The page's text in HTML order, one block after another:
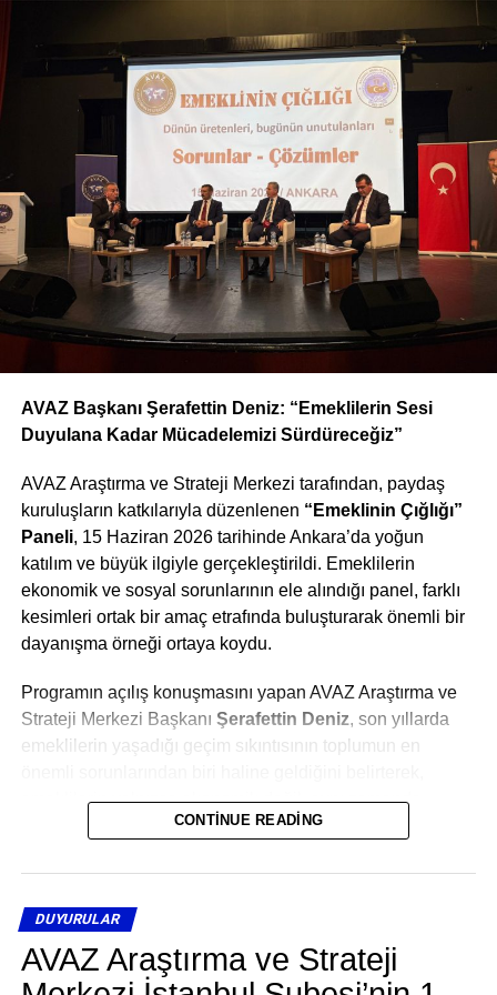
AVAZ Başkanı Şerafettin Deniz: “Emeklilerin Sesi
Duyulana Kadar Mücadelemizi Sürdüreceğiz”
AVAZ Araştırma ve Strateji Merkezi tarafından, paydaş
kuruluşların katkılarıyla düzenlenen “Emeklinin Çığlığı”
Paneli, 15 Haziran 2026 tarihinde Ankara’da yoğun
katılım ve büyük ilgiyle gerçekleştirildi. Emeklilerin
ekonomik ve sosyal sorunlarının ele alındığı panel, farklı
kesimleri ortak bir amaç etrafında buluşturarak önemli bir
dayanışma örneği ortaya koydu.
Programın açılış konuşmasını yapan AVAZ Araştırma ve
Strateji Merkezi Başkanı Şerafettin Deniz, son yıllarda
emeklilerin yaşadığı geçim sıkıntısının toplumun en
emeklilerin yalnızca ekonomik değil, aynı zamanda
sosyal adalet ve insan onuru açısından da desteklenmesi
“Bu paneli düzenlememizin temel amacı, yıllarca ülkesine
hizmet etmiş emeklilerimizin yaşadığı sorunları görünür
CONTINUE READING
DUYURULAR
AVAZ Araştırma ve Strateji